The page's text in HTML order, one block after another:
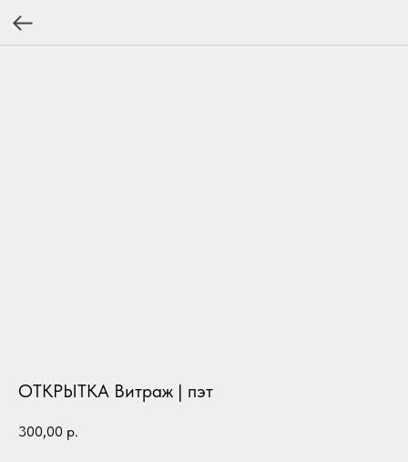
ОТКРЫТКА Витраж | пэт
300,00 р.